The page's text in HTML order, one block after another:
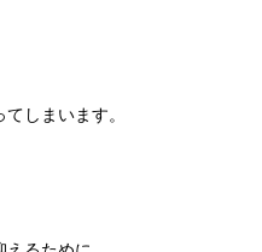
しまいます。